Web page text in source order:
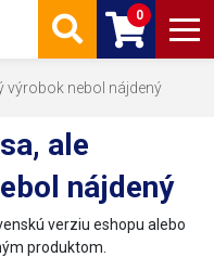
0
výrobok nebol nájdený
ale
nájdený
verziu eshopu alebo
produktom.